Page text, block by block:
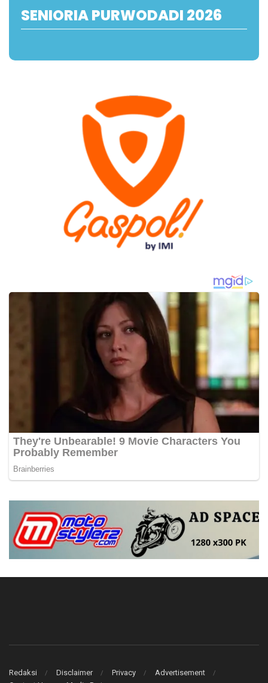
SENIORIA PURWODADI 2026
Redaksi Disclaimer Privacy
Advertisement